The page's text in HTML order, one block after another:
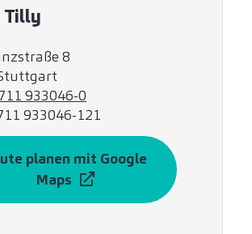
Tilly
8
933046-0
933046-121
planen mit Google
Maps